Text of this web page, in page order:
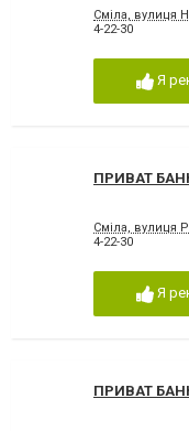
Сміла, вулиця
4-22-30
Я
ПРИВАТ
Сміла, вулиця
4-22-30
Я
ПРИВАТ